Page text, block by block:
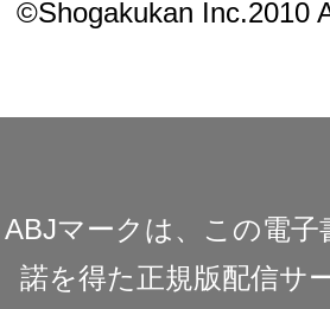
©Shogakukan Inc.2010
ABJマークは、この電
諾を得た正規版配信サ